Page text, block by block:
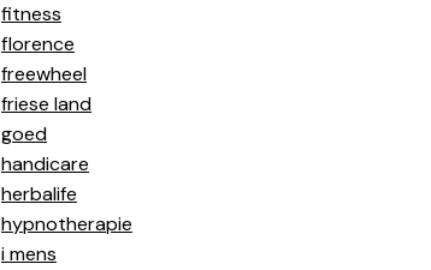
fitness
florence
freewheel
friese land
goed
handicare
herbalife
hypnotherapie
i mens